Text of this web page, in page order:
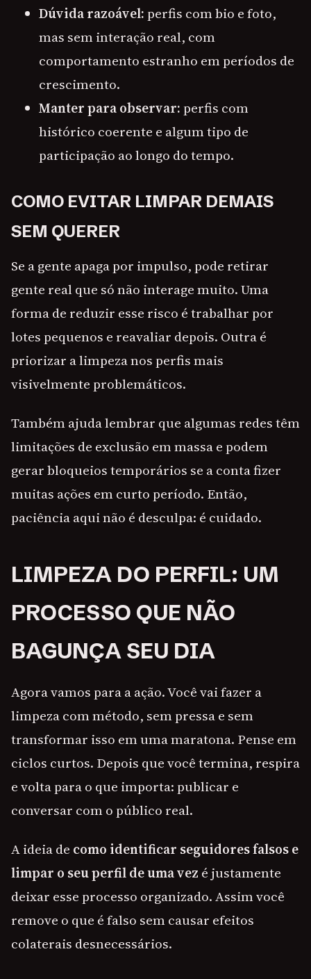
Dúvida razoável:perfis com bio e foto,
mas sem interação real, com
comportamento estranho em períodos de
crescimento.
Manter para observar:perfis com
histórico coerente e algum tipo de
participação ao longo do tempo.
COMO EVITAR LIMPAR DEMAIS
SEM QUERER
Se a gente apaga por impulso, pode retirar
gente real que só não interage muito. Uma
forma de reduzir esse risco é trabalhar por
lotes pequenos e reavaliar depois. Outra é
priorizar a limpeza nos perfis mais
visivelmente problemáticos.
Também ajuda lembrar que algumas redes têm
limitações de exclusão em massa e podem
gerar bloqueios temporários se a conta fizer
muitas ações em curto período. Então,
paciência aqui não é desculpa: é cuidado.
LIMPEZA DO PERFIL: UM
PROCESSO QUE NÃO
BAGUNÇA SEU DIA
Agora vamos para a ação. Você vai fazer a
limpeza com método, sem pressa e sem
transformar isso em uma maratona. Pense em
ciclos curtos. Depois que você termina, respira
e volta para o que importa: publicar e
conversar com o público real.
A ideia de como identificar seguidores falsos e
limpar o seu perfil de uma vez é justamente
deixar esse processo organizado. Assim você
remove o que é falso sem causar efeitos
colaterais desnecessários.